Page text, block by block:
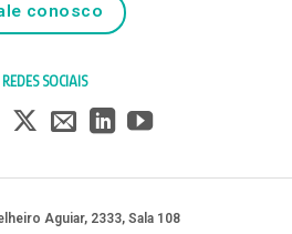
conosco
REDES SOCIAIS
Aguiar, 2333, Sala 108